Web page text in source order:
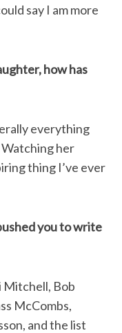
say I am more
how has
everything
Watching her
thing I’ve ever
you to write
Mitchell, Bob
McCombs,
and the list